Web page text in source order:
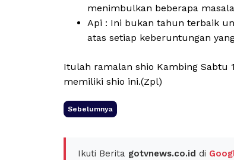
menimbulkan beberapa
Api : Ini bukan tahun terbaik
atas setiap keberuntungan
Itulah ramalan shio Kambing Sabtu
memiliki shio ini.(Zpl)
Sebelumnya
Ikuti Berita gotvnews.co.id di